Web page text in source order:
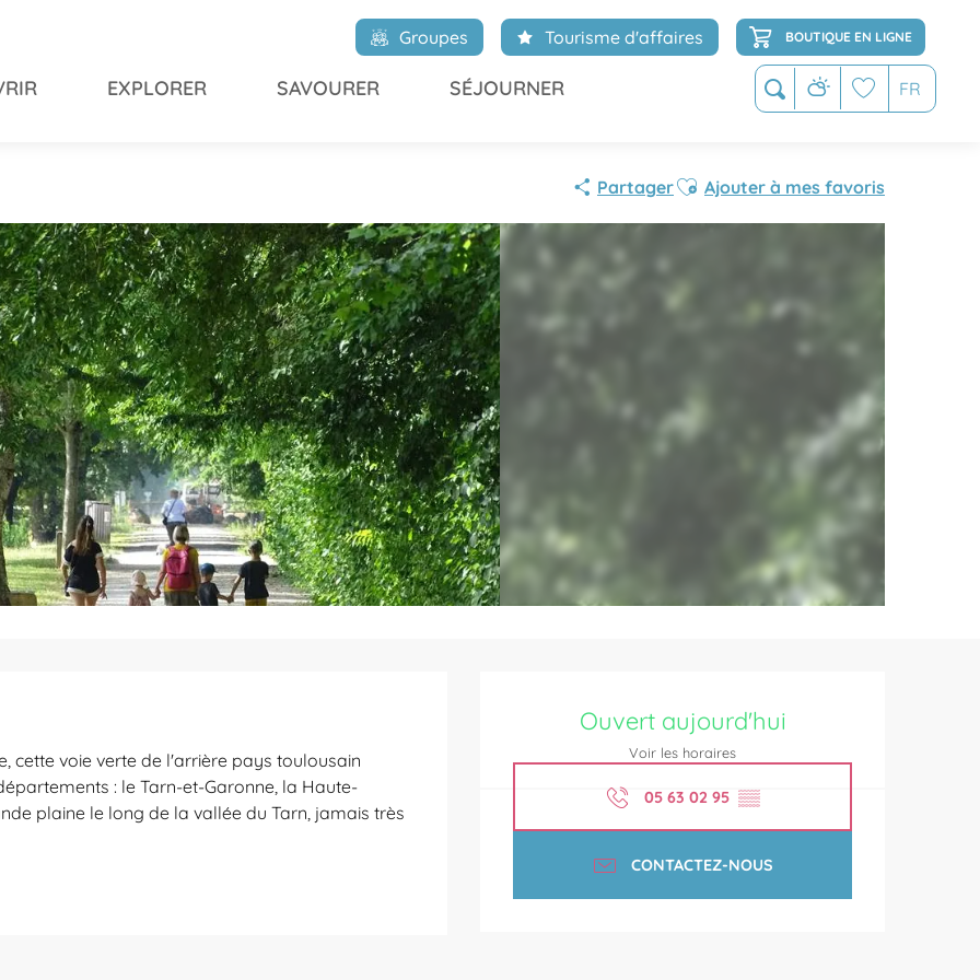
Recherche FR
Groupes Tourisme d'affaires BOUTIQUE EN LIGNE
EXPLORER SAVOURER SÉJOURNER
PartagerAjouter aux favoris
Ajouter à mes favoris
Ouvert aujourd'hui
Voir les horaires
05 63 02 95 ▒▒
CONTACTEZ-NOUS
cette voie verte de l'arrière pays toulousain
: le Tarn-et-Garonne, la Haute-
plaine le long de la vallée du Tarn, jamais très